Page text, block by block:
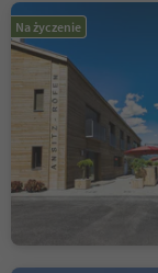
Na życzenie